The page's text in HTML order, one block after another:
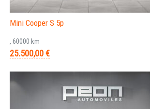
Mini Cooper S 5p
, 60000 km
25.500,00 €